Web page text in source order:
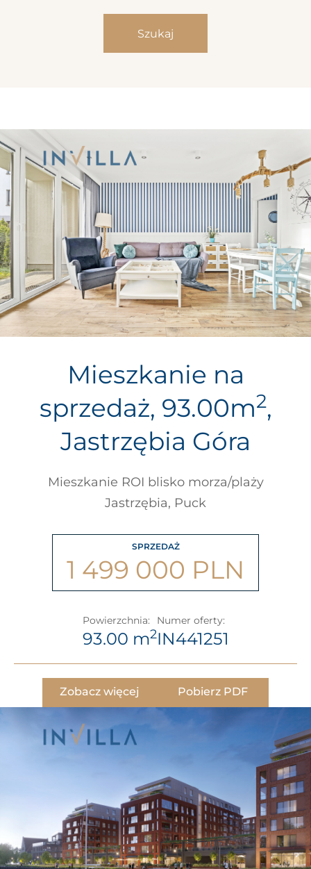
Mieszkanie na
sprzedaż, 93.00m2,
Jastrzębia Góra
Mieszkanie ROI blisko morza/plaży
Jastrzębia, Puck
SPRZEDAŻ
1 499 000 PLN
Powierzchnia:
93.00 m2
Numer oferty:
IN441251
Zobacz więcej Pobierz PDF